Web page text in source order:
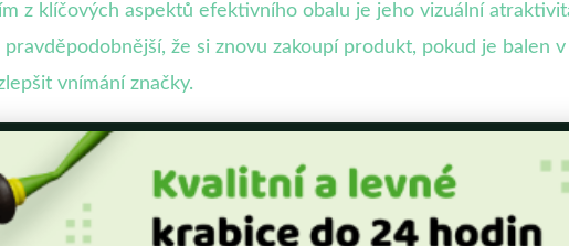
z klíčových aspektů efektivního obalu je jeho vizuální
že si znovu zakoupí produkt, pokud je balen
vnímání značky.